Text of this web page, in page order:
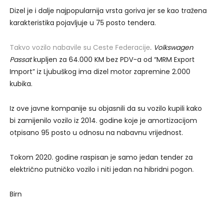
Dizel je i dalje najpopularnija vrsta goriva jer se kao tražena
karakteristika pojavljuje u 75 posto tendera.
Takvo vozilo nabavile su Ceste Federacije. Volkswagen
Passatkupljen za 64.000 KM bez PDV-a od “MRM Export
Import” iz Ljubuškog ima dizel motor zapremine 2.000
kubika.
Iz ove javne kompanije su objasnili da su vozilo kupili kako
bi zamijenilo vozilo iz 2014. godine koje je amortizacijom
otpisano 95 posto u odnosu na nabavnu vrijednost.
Tokom 2020. godine raspisan je samo jedan tender za
električno putničko vozilo i niti jedan na hibridni pogon.
Birn